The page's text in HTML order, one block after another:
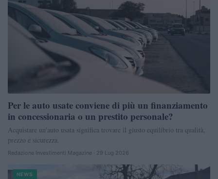
Per le auto usate conviene di più un finanziamento
in concessionaria o un prestito personale?
Acquistare un'auto usata significa trovare il giusto equilibrio tra qualità,
prezzo e sicurezza.
Redazione Investimenti Magazine · 29 Lug 2026
NEWS